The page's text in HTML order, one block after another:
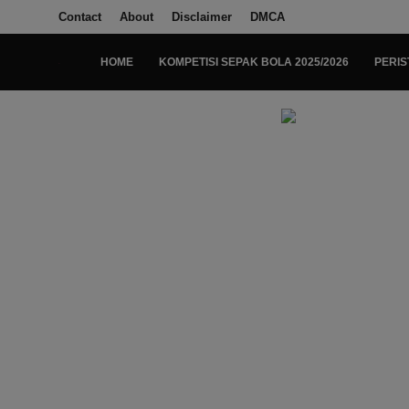
Contact About Disclaimer DMCA
HOME KOMPETISI SEPAK BOLA 2025/2026